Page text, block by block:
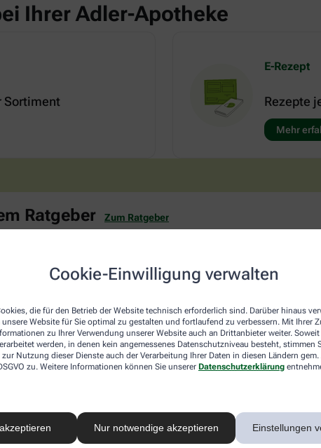
Cookie-Einwilligung verwalten
die für den Betrieb der Website technisch erforderlich sind. Darüber hinaus
unsere Website für Sie optimal zu gestalten und fortlaufend zu verbessern. Mit Ihrer
zu Ihrer Verwendung unserer Website auch an Drittanbieter weiter. Soweit
werden, in denen kein angemessenes Datenschutzniveau besteht, stimmen
Nutzung dieser Dienste auch der Verarbeitung Ihrer Daten in diesen Ländern
zu. Weitere Informationen können Sie unserer Datenschutzerklärung
Nur notwendige akzeptieren Einstellungen
Ihrer Adler-Apotheke
Sortiment
E-Rezept
Rezepte
Mehr
Ratgeber Zum Ratgeber
Wenn die Kilos trotz gesundem Lebensstil